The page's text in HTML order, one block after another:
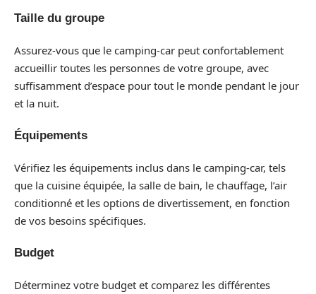
Taille du groupe
Assurez-vous que le camping-car peut confortablement
accueillir toutes les personnes de votre groupe, avec
suffisamment d’espace pour tout le monde pendant le jour
et la nuit.
Équipements
Vérifiez les équipements inclus dans le camping-car, tels
que la cuisine équipée, la salle de bain, le chauffage, l’air
conditionné et les options de divertissement, en fonction
de vos besoins spécifiques.
Budget
Déterminez votre budget et comparez les différentes